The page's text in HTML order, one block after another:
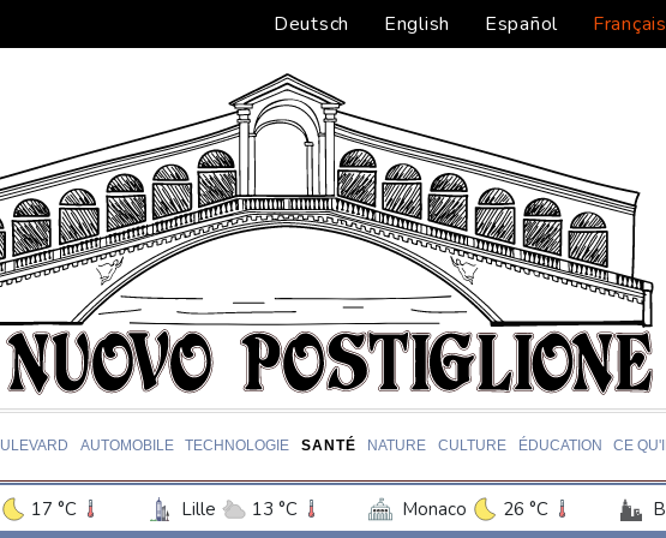
Deutsch English Español Français
AUTOMOBILE TECHNOLOGIE SANTÉ NATURE CULTURE ÉDUCATION CE
17 °C Lille 13 °C Monaco 26 °C